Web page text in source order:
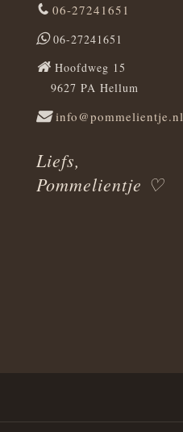
06-27241651
06-27241651
Hoofdweg 15
9627 PA Hellum
info@pommelientje.nl
Liefs,
Pommelientje ♡